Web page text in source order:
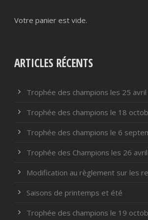
Votre panier est vide.
ARTICLES RÉCENTS
Trophée des champions les 25
Trophée des champions le 18
Trophée des champions le 6
Trophée des Champions les 26
Modification au règlement sur les
Saisons de printemps et été
Trophée des champions le 19